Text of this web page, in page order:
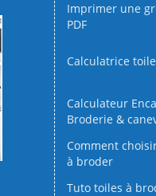
Imprimer une
PDF
Calculatrice
Calculateur
Broderie &
Comment
à broder
Tuto toiles à